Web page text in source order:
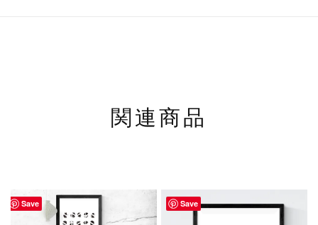
関連商品
Save Save